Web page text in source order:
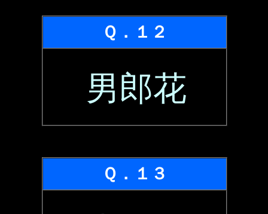
Ｑ．１２
男郎花
Ｑ．１３